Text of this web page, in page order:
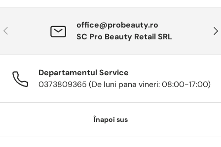
Anterior
office@probeauty.ro
SC Pro Beauty Retail SRL
Departamentul Service
0373809365 (De luni pana vineri: 08:00-17:00)
Înapoi sus